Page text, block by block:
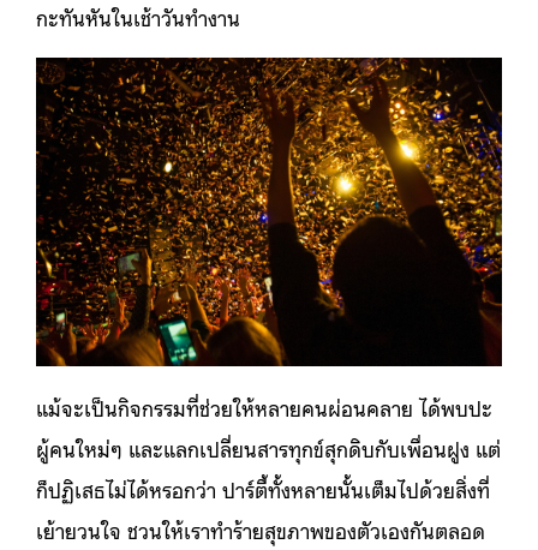
กะทันหันในเช้าวันทำงาน
แม้จะเป็นกิจกรรมที่ช่วยให้หลายคนผ่อนคลาย ได้พบปะ
ผู้คนใหม่ๆ และแลกเปลี่ยนสารทุกข์สุกดิบกับเพื่อนฝูง แต่
ก็ปฏิเสธไม่ได้หรอกว่า ปาร์ตี้ทั้งหลายนั้นเต็มไปด้วยสิ่งที่
เย้ายวนใจ ชวนให้เราทำร้ายสุขภาพของตัวเองกันตลอด